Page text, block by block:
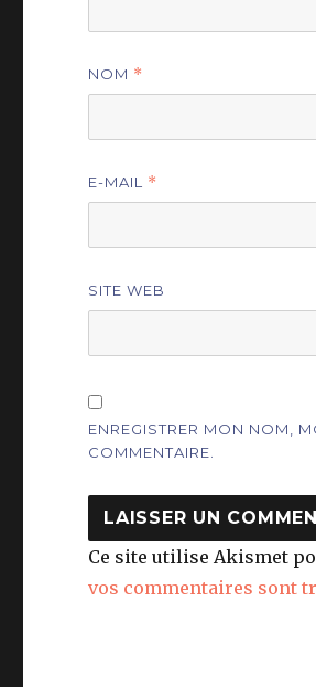
NOM *
E-MAIL *
SITE WEB
ENREGISTRER MON NOM,
COMMENTAIRE.
Ce site utilise Akismet
vos commentaires sont